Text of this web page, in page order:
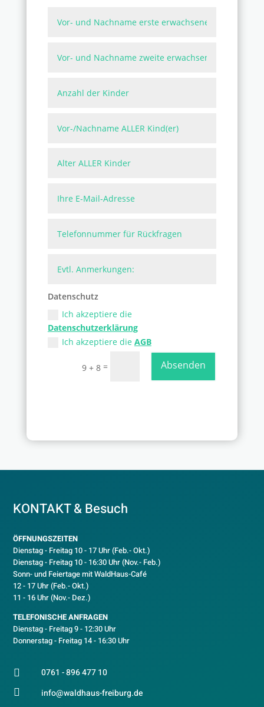
Datenschutz
Ich akzeptiere die
Datenschutzerklärung
Ich akzeptiere die AGB
9 + 8 = Absenden
KONTAKT & Besuch
ÖFFNUNGSZEITEN
Dienstag - Freitag 10 - 17 Uhr (Feb.- Okt.)
Dienstag - Freitag 10 - 16:30 Uhr (Nov.- Feb.)
Sonn- und Feiertage mit WaldHaus-Café
12 - 17 Uhr (Feb.- Okt.)
11 - 16 Uhr (Nov.- Dez.)
TELEFONISCHE ANFRAGEN
Dienstag - Freitag 9 - 12:30 Uhr
Donnerstag - Freitag 14 - 16:30 Uhr
 0761 - 896 477 10
 info@waldhaus-freiburg.de